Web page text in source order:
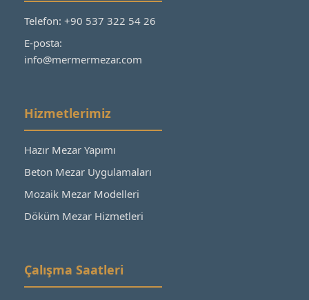
Telefon: +90 537 322 54 26
E-posta:
info@mermermezar.com
Hizmetlerimiz
Hazır Mezar Yapımı
Beton Mezar Uygulamaları
Mozaik Mezar Modelleri
Döküm Mezar Hizmetleri
Çalışma Saatleri